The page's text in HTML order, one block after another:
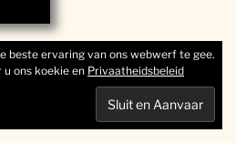
wat jy vandag beleef het.
beste ervaring van ons webwerf te gee.
ons koekie en Privaatheidsbeleid